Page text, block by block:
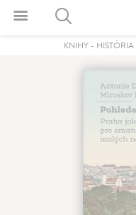
KNIHY - HISTÓRIA